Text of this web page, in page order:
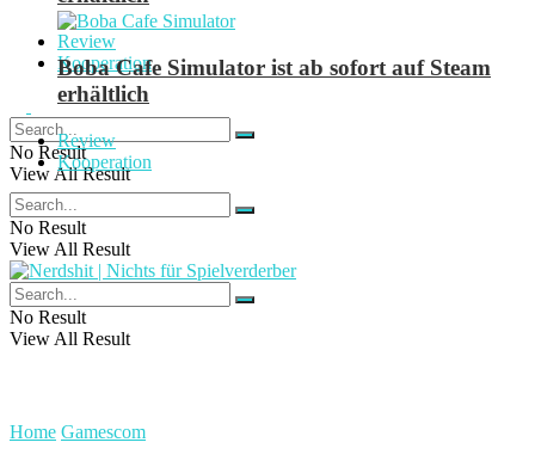
Review
Kooperation
No Result
View All Result
Boba Cafe Simulator ist ab sofort auf Steam
erhältlich
Review
Kooperation
No Result
View All Result
No Result
View All Result
Home Gamescom